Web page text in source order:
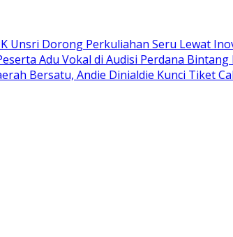
Unsri Dorong Perkuliahan Seru Lewat
Adu Vokal di Audisi Perdana
Bersatu, Andie Dinialdie Kunci Tiket